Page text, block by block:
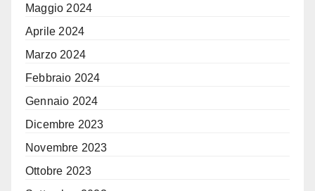
Maggio 2024
Aprile 2024
Marzo 2024
Febbraio 2024
Gennaio 2024
Dicembre 2023
Novembre 2023
Ottobre 2023